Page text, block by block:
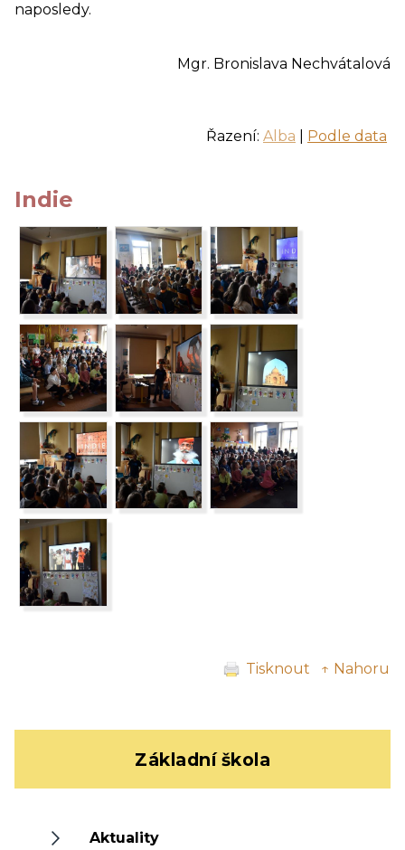
naposledy.
Mgr. Bronislava Nechvátalová
Řazení: Alba Podle data
Indie
Tisknout ↑ Nahoru
Základní škola
Aktuality